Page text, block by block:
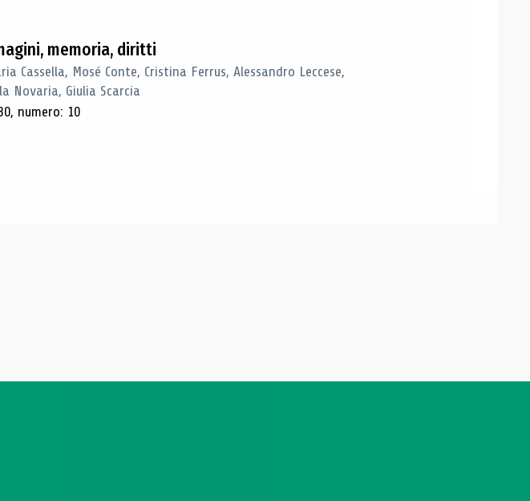
memoria, diritti
Cassella, Mosé Conte, Cristina Ferrus, Alessandro Leccese,
Novaria, Giulia Scarcia
numero: 10